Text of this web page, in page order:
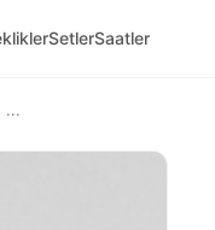
SetlerSaatler
...